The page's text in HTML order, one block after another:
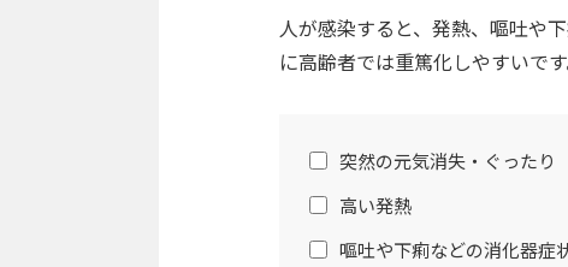
人が感染すると、発熱、嘔吐や
に高齢者では重篤化しやすいで
突然の元気消失・ぐったり
高い発熱
嘔吐や下痢などの消化器症